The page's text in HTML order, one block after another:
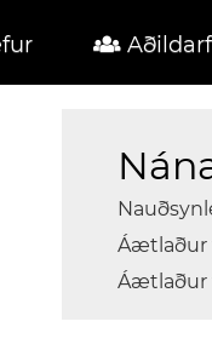
Áætlaður
Áætlaður